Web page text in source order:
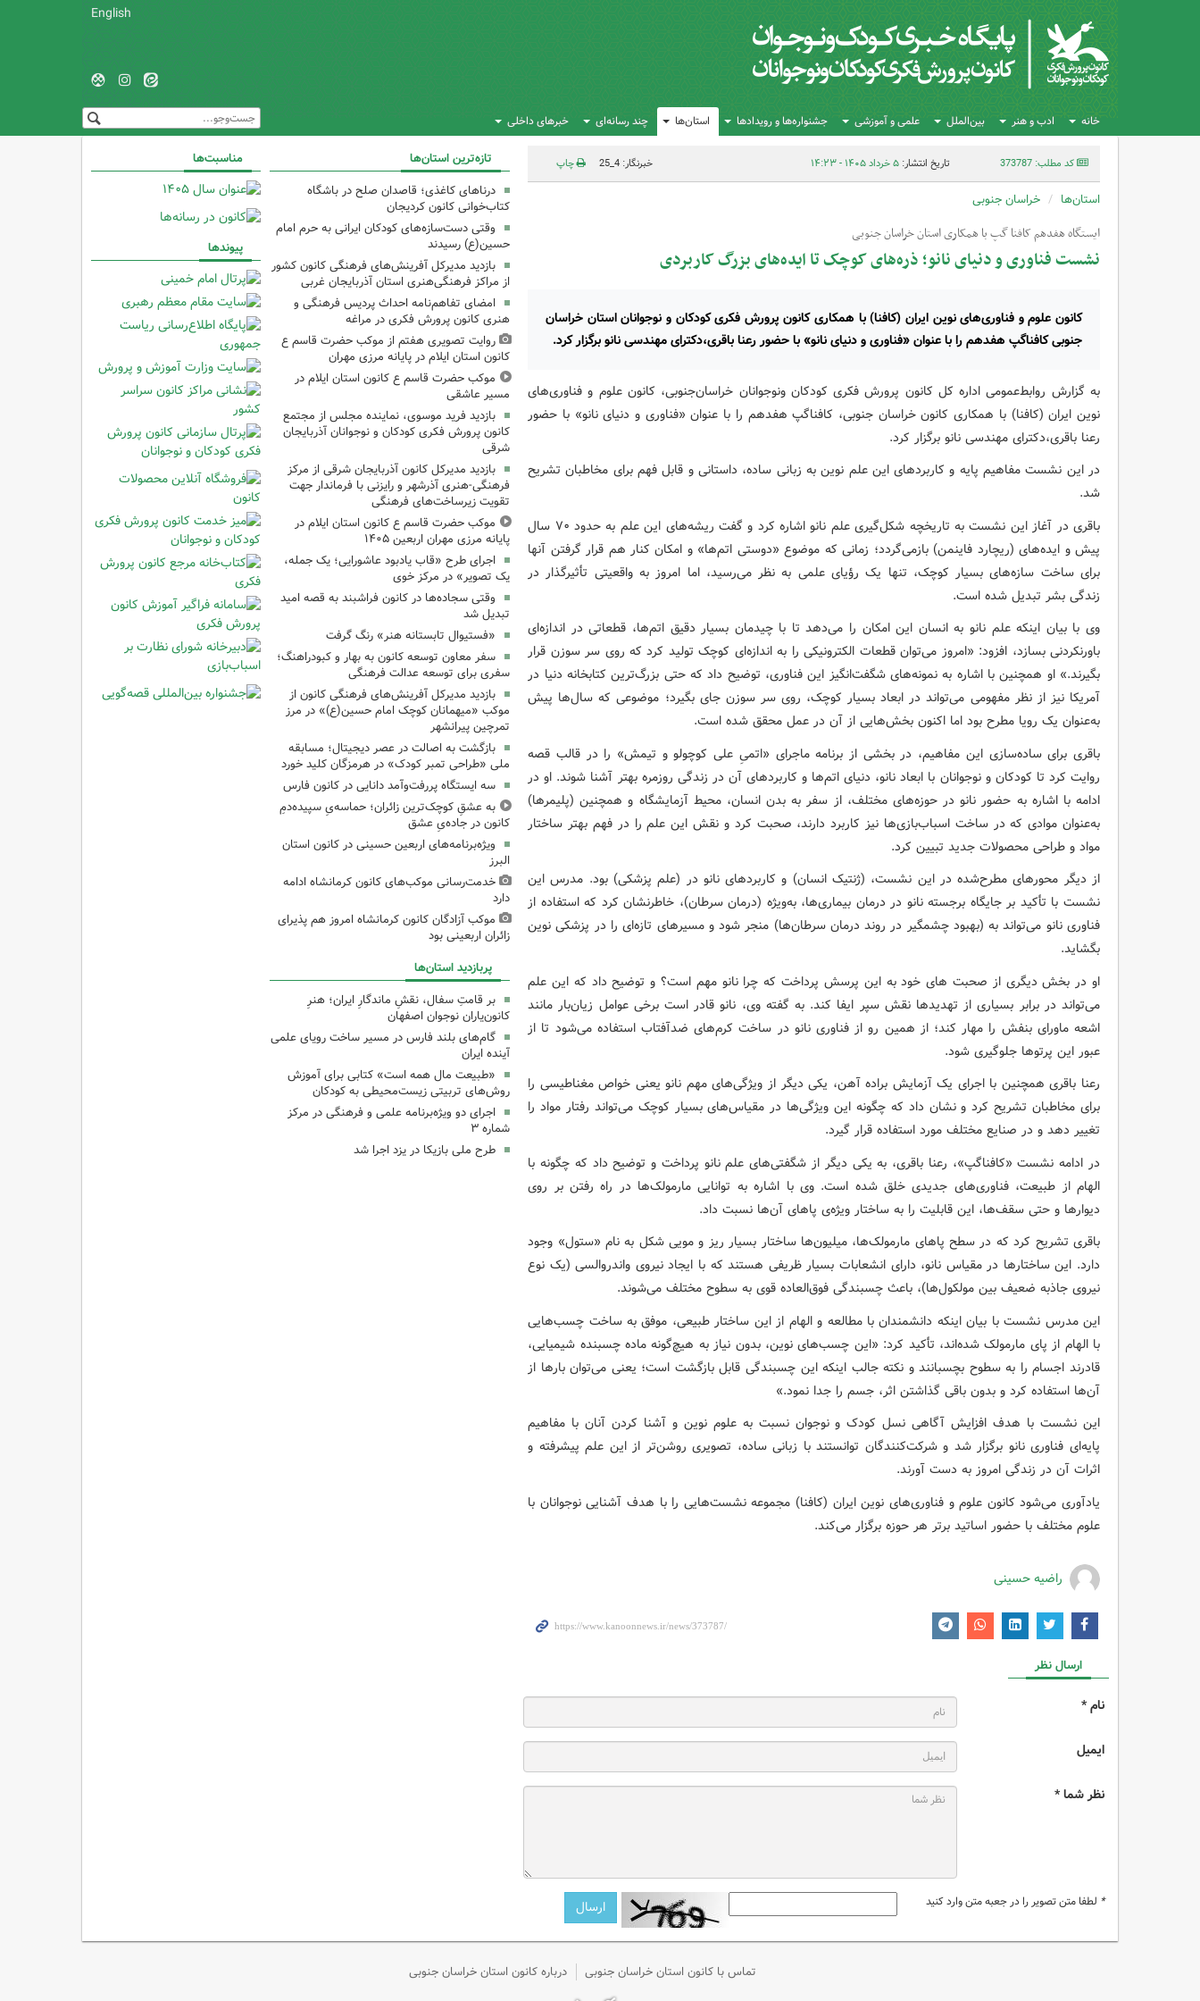
English
خانه ادب و هنر بین‌الملل علمی و آموزشی جشنواره‌ها و رویدادها استان‌ها چند رسانه‌ای خبرهای داخلی
کد مطلب: 373787 تاریخ انتشار:۵ خرداد ۱۴۰۵ - ۱۴:۲۳ خبرنگار: 4_25 چاپ
استان‌ها خراسان جنوبی
ایستگاه هفدهم کافنا گپ با همکاری استان خراسان جنوبی
نشست فناوری و دنیای نانو؛ ذره‌های کوچک تا ایده‌های بزرگ‌ کاربردی
کانون علوم و فناوری‌های نوین ایران (کافنا) با همکاری کانون پرورش فکری کودکان و نوجوانان استان خراسان
جنوبی کافناگپ هفدهم را با عنوان «فناوری و دنیای نانو» با حضور رعنا باقری،دکترای مهندسی نانو برگزار کرد.
به گزارش روابط‌عمومی اداره کل کانون پرورش فکری کودکان ونوجوانان خراسان‌جنوبی، کانون علوم و فناوری‌های
نوین ایران (کافنا) با همکاری کانون خراسان جنوبی، کافناگپ هفدهم را با عنوان «فناوری و دنیای نانو» با حضور
رعنا باقری،دکترای مهندسی نانو برگزار کرد.
در این نشست مفاهیم پایه و کاربردهای این علم نوین به زبانی ساده، داستانی و قابل فهم برای مخاطبان تشریح
شد.
باقری در آغاز این نشست به تاریخچه شکل‌گیری علم نانو اشاره کرد و گفت ریشه‌های این علم به حدود ۷۰ سال
پیش و ایده‌های (ریچارد فاینمن) بازمی‌گردد؛ زمانی که موضوع «دوستی اتم‌ها» و امکان کنار هم قرار گرفتن آنها
برای ساخت سازه‌های بسیار کوچک، تنها یک رؤیای علمی به نظر می‌رسید، اما امروز به واقعیتی تأثیرگذار در
زندگی بشر تبدیل شده است.
وی با بیان اینکه علم نانو به انسان این امکان را می‌دهد تا با چیدمان بسیار دقیق اتم‌ها، قطعاتی در اندازه‌ای
باورنکردنی بسازد، افزود: «امروز می‌توان قطعات الکترونیکی را به اندازه‌ای کوچک تولید کرد که روی سر سوزن قرار
بگیرند.» او همچنین با اشاره به نمونه‌های شگفت‌انگیز این فناوری، توضیح داد که حتی بزرگ‌ترین کتابخانه دنیا در
آمریکا نیز از نظر مفهومی می‌تواند در ابعاد بسیار کوچک، روی سر سوزن جای بگیرد؛ موضوعی که سال‌ها پیش
به‌عنوان یک رویا مطرح بود اما اکنون بخش‌هایی از آن در عمل محقق شده است.
باقری برای ساده‌سازی این مفاهیم، در بخشی از برنامه ماجرای «اتمیِ علی کوچولو و تیمش» را در قالب قصه
روایت کرد تا کودکان و نوجوانان با ابعاد نانو، دنیای اتم‌ها و کاربردهای آن در زندگی روزمره بهتر آشنا شوند. او در
ادامه با اشاره به حضور نانو در حوزه‌های مختلف، از سفر به بدن انسان، محیط آزمایشگاه و همچنین (پلیمرها)
به‌عنوان موادی که در ساخت اسباب‌بازی‌ها نیز کاربرد دارند، صحبت کرد و نقش این علم را در فهم بهتر ساختار
مواد و طراحی محصولات جدید تبیین کرد.
از دیگر محورهای مطرح‌شده در این نشست، (ژنتیک انسان) و کاربردهای نانو در (علم پزشکی) بود. مدرس این
نشست با تأکید بر جایگاه برجسته نانو در درمان بیماری‌ها، به‌ویژه (درمان سرطان)، خاطرنشان کرد که استفاده از
فناوری نانو می‌تواند به (بهبود چشمگیر در روند درمان سرطان‌ها) منجر شود و مسیرهای تازه‌ای را در پزشکی نوین
بگشاید.
او در بخش دیگری از صحبت های خود به این پرسش پرداخت که چرا نانو مهم است؟ و توضیح داد که این علم
می‌تواند در برابر بسیاری از تهدیدها نقش سپر ایفا کند. به گفته وی، نانو قادر است برخی عوامل زیان‌بار مانند
اشعه ماورای بنفش را مهار کند؛ از همین رو از فناوری نانو در ساخت کرم‌های ضدآفتاب استفاده می‌شود تا از
عبور این پرتوها جلوگیری شود.
رعنا باقری همچنین با اجرای یک آزمایش براده آهن، یکی دیگر از ویژگی‌های مهم نانو یعنی خواص مغناطیسی را
برای مخاطبان تشریح کرد و نشان داد که چگونه این ویژگی‌ها در مقیاس‌های بسیار کوچک می‌تواند رفتار مواد را
تغییر دهد و در صنایع مختلف مورد استفاده قرار گیرد.
در ادامه نشست «کافناگپ»، رعنا باقری، به یکی دیگر از شگفتی‌های علم نانو پرداخت و توضیح داد که چگونه با
الهام از طبیعت، فناوری‌های جدیدی خلق شده است. وی با اشاره به توانایی مارمولک‌ها در راه رفتن بر روی
دیوارها و حتی سقف‌ها، این قابلیت را به ساختار ویژه‌ی پاهای آن‌ها نسبت داد.
باقری تشریح کرد که در سطح پاهای مارمولک‌ها، میلیون‌ها ساختار بسیار ریز و مویی شکل به نام «ستول» وجود
دارد. این ساختارها در مقیاس نانو، دارای انشعابات بسیار ظریفی هستند که با ایجاد نیروی واندروالسی (یک نوع
نیروی جاذبه ضعیف بین مولکول‌ها)، باعث چسبندگی فوق‌العاده قوی به سطوح مختلف می‌شوند.
این مدرس نشست با بیان اینکه دانشمندان با مطالعه و الهام از این ساختار طبیعی، موفق به ساخت چسب‌هایی
با الهام از پای مارمولک شده‌اند، تأکید کرد: «این چسب‌های نوین، بدون نیاز به هیچ‌گونه ماده چسبنده شیمیایی،
قادرند اجسام را به سطوح بچسبانند و نکته جالب اینکه این چسبندگی قابل بازگشت است؛ یعنی می‌توان بارها از
آن‌ها استفاده کرد و بدون باقی گذاشتن اثر، جسم را جدا نمود.»
این نشست با هدف افزایش آگاهی نسل کودک و نوجوان نسبت به علوم نوین و آشنا کردن آنان با مفاهیم
پایه‌ای فناوری نانو برگزار شد و شرکت‌کنندگان توانستند با زبانی ساده، تصویری روشن‌تر از این علم پیشرفته و
اثرات آن در زندگی امروز به دست آورند.
یادآوری می‌شود کانون علوم و فناوری‌های نوین ایران (کافنا) مجموعه نشست‌هایی را با هدف آشنایی نوجوانان با
علوم مختلف با حضور اساتید برتر هر حوزه برگزار می‌کند.
راضیه حسینی
ارسال نظر
نام *
ایمیل
نظر شما *
* لطفا متن تصویر را در جعبه متن وارد کنید
تازه‌ترین استان‌ها
درناهای کاغذی؛ قاصدان صلح در باشگاه
کتاب‌خوانی کانون کردیجان
وقتی دست‌سازه‌های کودکان ایرانی به حرم امام
حسین(ع) رسیدند
بازدید مدیرکل آفرینش‌های فرهنگی کانون کشور
از مراکز فرهنگی‌هنری استان آذربایجان غربی
امضای تفاهم‌نامه احداث پردیس فرهنگی و
هنری کانون پرورش فکری در مراغه
روایت تصویری هفتم از موکب حضرت قاسم ع
کانون استان ایلام در پایانه مرزی مهران
موکب حضرت قاسم ع کانون استان ایلام در
مسیر عاشقی
بازدید فرید موسوی، نماینده مجلس از مجتمع
کانون پرورش فکری کودکان و نوجوانان آذربایجان
شرقی
بازدید مدیرکل کانون آذربایجان شرقی از مرکز
فرهنگی‌-هنری آذرشهر و رایزنی با فرماندار جهت
تقویت زیرساخت‌های فرهنگی
موکب حضرت قاسم ع کانون استان ایلام در
پایانه مرزی مهران اربعین ۱۴۰۵
اجرای طرح «قاب یادبود عاشورایی؛ یک جمله،
یک تصویر» در مرکز خوی
وقتی سجاده‌ها در کانون فراشبند به قصه امید
تبدیل شد
«فستیوال تابستانه هنر» رنگ گرفت
سفر معاون توسعه کانون به بهار و کبودراهنگ؛
سفری برای توسعه عدالت فرهنگی
بازدید مدیرکل آفرینش‌های فرهنگی کانون از
موکب «میهمانان کوچک امام حسین(ع)» در مرز
تمرچین پیرانشهر
بازگشت به اصالت در عصر دیجیتال؛ مسابقه
ملی «طراحی تمبر کودک» در هرمزگان کلید خورد
سه ایستگاه پررفت‌وآمد دانایی در کانون فارس
به عشقِ کوچک‌ترین زائران؛ حماسه‌یِ سپیده‌دمِ
کانون در جاده‌یِ عشق
ویژه‌برنامه‌های اربعین حسینی در کانون استان
البرز
خدمت‌رسانی موکب‌های کانون کرمانشاه ادامه
دارد
موکب آزادگان کانون کرمانشاه امروز هم پذیرای
زائران اربعینی بود
پربازدید استان‌ها
بر قامتِ سفال، نقشِ ماندگارِ ایران؛ هنرِ
کانون‌یاران نوجوان اصفهان
گام‌های بلند فارس در مسیر ساخت رویای علمی
آینده ایران
«طبیعت مال همه است» کتابی برای آموزش
روش‌های تربیتی زیست‌محیطی به کودکان
اجرای دو ویژه‌برنامه علمی و فرهنگی در مرکز
شماره ۳
طرح ملی بازیکا در یزد اجرا شد
مناسبت‌ها
پیوندها
تماس با کانون استان خراسان جنوبی درباره کانون استان خراسان جنوبی